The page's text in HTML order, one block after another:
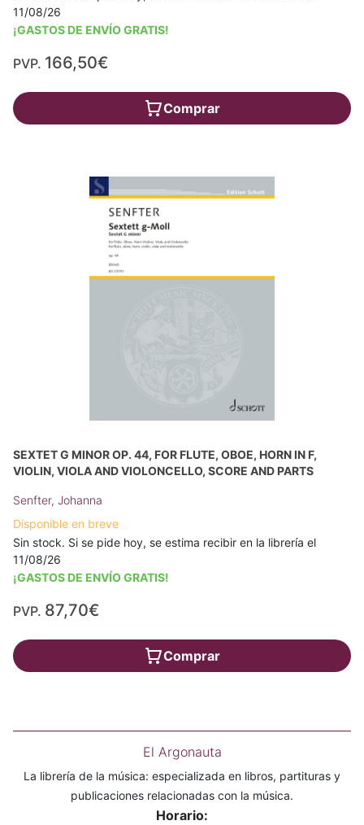
11/08/26
¡GASTOS DE ENVÍO GRATIS!
PVP. 166,50€
Comprar
SEXTET G MINOR OP. 44, FOR FLUTE, OBOE, HORN IN F,
VIOLIN, VIOLA AND VIOLONCELLO, SCORE AND PARTS
Senfter, Johanna
Disponible en breve
Sin stock. Si se pide hoy, se estima recibir en la librería el
11/08/26
¡GASTOS DE ENVÍO GRATIS!
PVP. 87,70€
Comprar
El Argonauta
La librería de la música: especializada en libros, partituras y
publicaciones relacionadas con la música.
Horario: